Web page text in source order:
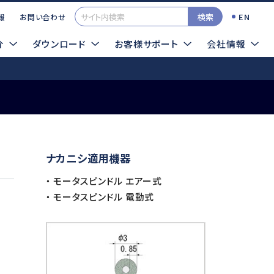
お問い合わせ 検索 EN
ダウンロード お客様サポート 会社情報
クログラインダTOP
検索する
超音波
ソニックカッターZERO
覧 カタログ
サイトマップ
ナカニシ適用機器
・ モータスピンドル エアー式
・ モータスピンドル 電動式